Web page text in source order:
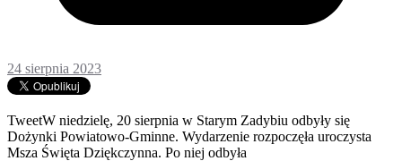
24 sierpnia 2023
TweetW niedzielę, 20 sierpnia w Starym Zadybiu odbyły się
Dożynki Powiatowo-Gminne. Wydarzenie rozpoczęła uroczysta
Msza Święta Dziękczynna. Po niej odbyła